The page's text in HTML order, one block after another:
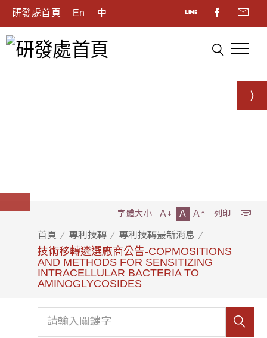
研發處首頁 En 中
首頁 專利技轉 專利技轉最新消息
技術移轉遴選廠商公告-COPMOSITIONS
AND METHODS FOR SENSITIZING
INTRACELLULAR BACTERIA TO
AMINOGLYCOSIDES
字體大小 A A A 列印